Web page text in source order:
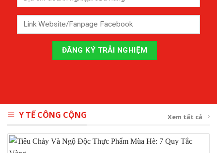
Y TẾ CÔNG CỘNG Xem tất cả